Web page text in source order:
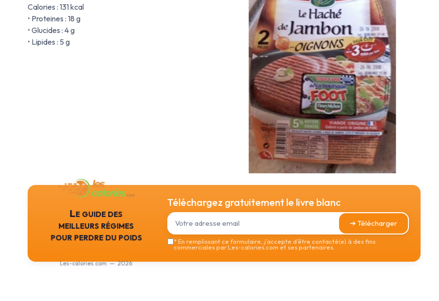
Calories : 131 kcal
• Proteines : 18 g
• Glucides : 4 g
• Lipides : 5 g
Le guide des
meilleurs régimes
pour perdre du poids
Les-calories.com — 2026
Téléchargez gratuitement le livre blanc
➔ Télécharger
*En remplissant ce formulaire, j’accepte d’être contacté(e) à des fins
commerciales par Les-calories.com et ses partenaires.